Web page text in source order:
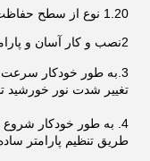
1.20 نوع از سطح حفاظت
2نصب و کار آسان و پارامتر کم ویژگی های خاص پمپ های داخلی
3.به طور خودکار
تغییر شدت نور خورشید
4. به طور خودکار
طریق تنظیم پارامتر